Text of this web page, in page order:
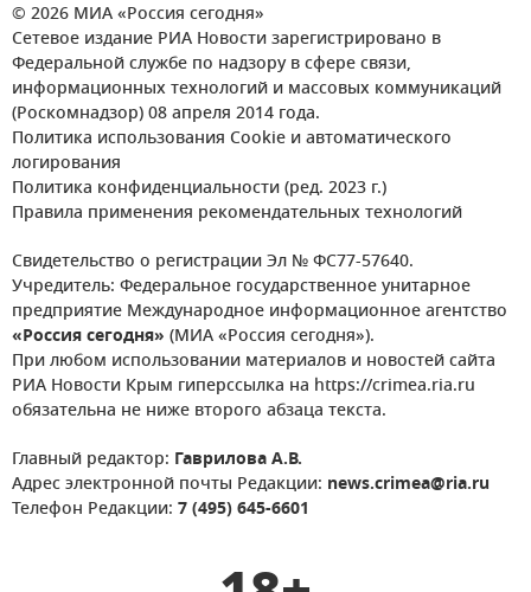
© 2026 МИА «Россия сегодня»
Сетевое издание РИА Новости зарегистрировано в
Федеральной службе по надзору в сфере связи,
информационных технологий и массовых коммуникаций
(Роскомнадзор) 08 апреля 2014 года.
Политика использования Cookie и автоматического
логирования
Политика конфиденциальности (ред. 2023 г.)
Правила применения рекомендательных технологий
Свидетельство о регистрации Эл № ФС77-57640.
Учредитель: Федеральное государственное унитарное
предприятие Международное информационное агентство
«Россия сегодня» (МИА «Россия сегодня»).
При любом использовании материалов и новостей сайта
РИА Новости Крым гиперссылка на https://crimea.ria.ru
обязательна не ниже второго абзаца текста.
Главный редактор: Гаврилова А.В.
Адрес электронной почты Редакции: news.crimea@ria.ru
Телефон Редакции: 7 (495) 645-6601